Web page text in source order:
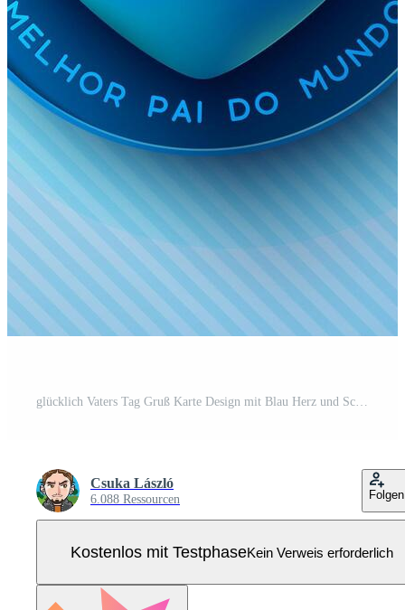
glücklich Vaters Tag Gruß Karte Design mit Blau Herz und Schnurrbart auf Licht Hintergrund. feliz dia DOS pais Portugiesisch Sprache Illustration zum das geliebt und Beste Papa. Vorlage zum Banner Pro Vektor
Csuka László
6.088 Ressourcen Folgen
Kostenlos mit TestphaseKein Verweis erforderlich